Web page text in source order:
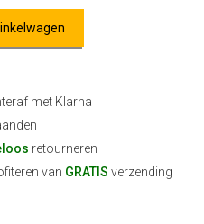
met Klarna
retourneren
van GRATIS verzending